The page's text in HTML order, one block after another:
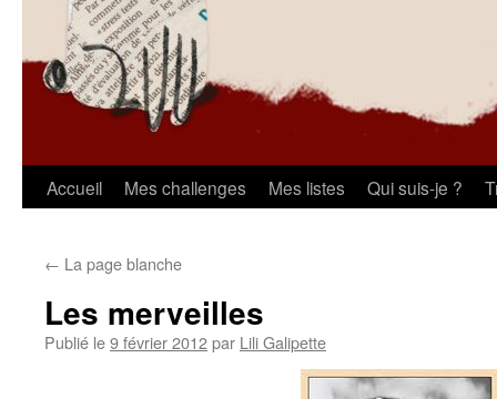
Aller
contenu
Accueil Mes challenges Mes listes Qui suis-je ?
← La page blanche
Les merveilles
Publié le9 février 2012par Lili Galipette